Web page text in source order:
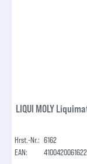
LIQUI MOLY
Hrst.-Nr.: 6162
EAN:
4100420061622